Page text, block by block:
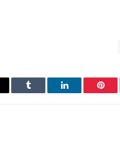
بينتيريستلينكدإن Tumblr